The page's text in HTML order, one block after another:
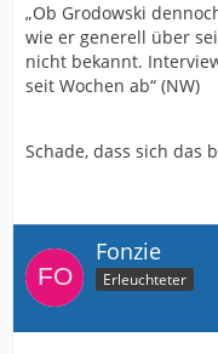
„Ob Grodowski
wie er generell über
nicht bekannt.
seit Wochen ab“ (NW)
Schade, dass sich das
Fonzie
Erleuchteter